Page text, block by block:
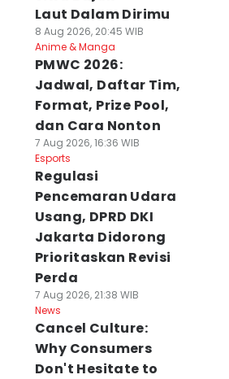
Laut Dalam Dirimu
8 Aug 2026, 20:45 WIB
Anime & Manga
PMWC 2026:
Jadwal, Daftar Tim,
Format, Prize Pool,
dan Cara Nonton
7 Aug 2026, 16:36 WIB
Esports
Regulasi
Pencemaran Udara
Usang, DPRD DKI
Jakarta Didorong
Prioritaskan Revisi
Perda
7 Aug 2026, 21:38 WIB
News
Cancel Culture:
Why Consumers
Don't Hesitate to